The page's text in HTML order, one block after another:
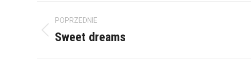
Nawigacja
albumu
POPRZEDNIE
Poprzedni
Sweet dreams